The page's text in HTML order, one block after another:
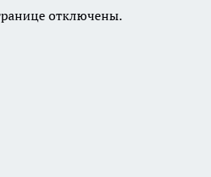
отключены.